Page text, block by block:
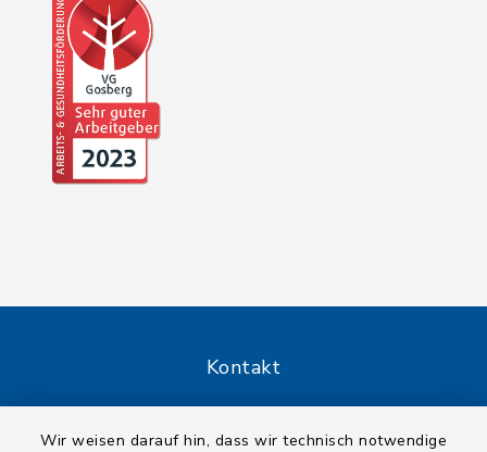
Wir weisen darauf hin, dass wir technisch notwendige
Kontakt